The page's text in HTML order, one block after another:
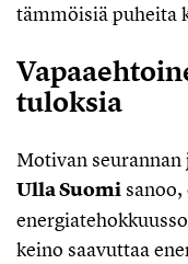
tämmöisiä puheita
tuloksia
Motivan
Ulla Suomisanoo,
keino saavuttaa